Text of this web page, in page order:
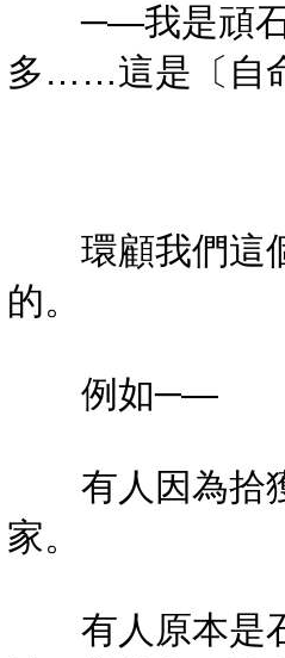
─—我是頑石
多……這是〔自
環顧我們這個
的。
例如─—
有人因為拾獲
家。
有人原本是石